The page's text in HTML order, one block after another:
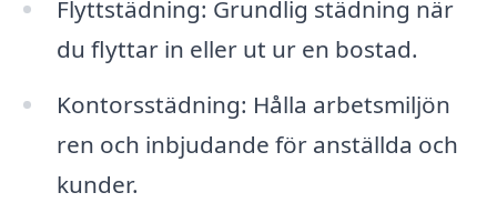
Flyttstädning: Grundlig städning när
du flyttar in eller ut ur en bostad.
Kontorsstädning: Hålla arbetsmiljön
ren och inbjudande för anställda och
kunder.